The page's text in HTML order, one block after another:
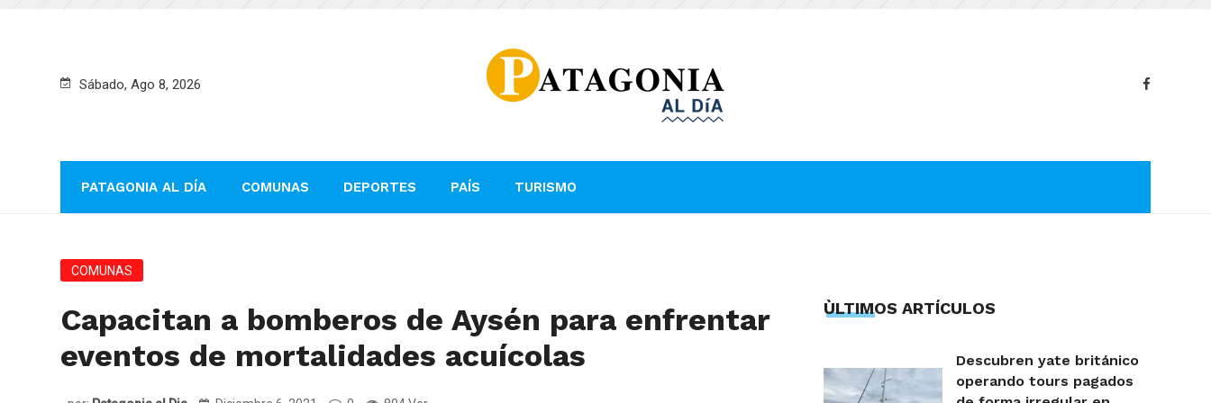
Sábado, Ago 8, 2026
PATAGONIA AL DÍA COMUNAS DEPORTES PAÍS TURISMO
COMUNAS
Capacitan a bomberos de Aysén para enfrentar
eventos de mortalidades acuícolas
ÙLTIMOS ARTÍCULOS
Descubren yate británico
operando tours pagados